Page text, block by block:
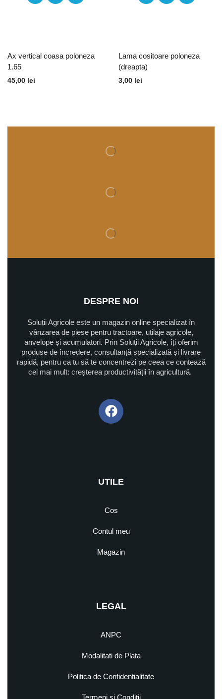
Ax vertical coasa poloneza
1.65
45,00 lei
Lama cositoare poloneza
(dreapta)
3,00 lei
DESPRE NOI
Soluții Agricole este un magazin online specializat în
vânzarea de piese pentru tractoare, utilaje agricole,
anvelope și acumulatori. Prin Soluții Agricole, îți oferim
produse de încredere, consultanță specializată și livrare
rapidă, pentru ca tu să te concentrezi pe ceea ce contează
cel mai mult: creșterea productivității în agricultură.
UTILE
Cos
Contul meu
Magazin
LEGAL
ANPC
Modalitati de Plata
Politica de Confidentialitate
Termeni si Conditii